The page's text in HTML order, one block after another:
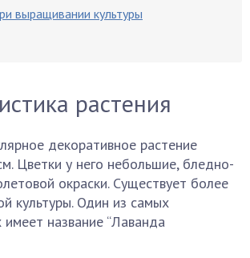
выращивании культуры
растения
декоративное растение
Цветки у него небольшие, бледно-
окраски. Существует более
культуры. Один из самых
название “Лаванда